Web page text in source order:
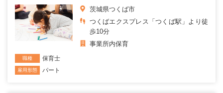
茨城県つくば市
つくばエクスプレス「つくば駅」より徒
歩10分
事業所内保育
職種 保育士
雇用形態 パート